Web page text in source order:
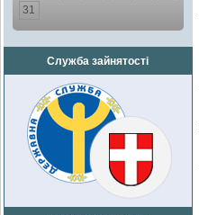
31
Служба зайнятості